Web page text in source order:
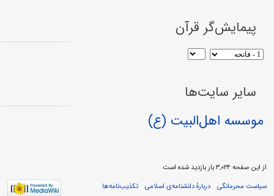
پیمایش‌گر قرآن
سایر سایت‌ها
موسسه اهل‌البیت (ع)
از این صفحه ۳,۰۲۴ بار بازدید شده است
سیاست محرمانگی
دربارهٔ دانشنامه‌ی اسلامی تکذیب‌نامه‌ها